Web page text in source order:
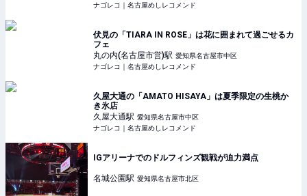
ナゴレコ｜名古屋めしレコメンド
伏見の「TIARA IN ROSE」は花に囲まれて過ごせるカ
フェ
丸の内(名古屋市営)駅 愛知県名古屋市中区
ナゴレコ｜名古屋めしレコメンド
久屋大通の「AMATO HISAYA」は夏季限定の生桃か
き氷店
久屋大通駅 愛知県名古屋市中区
ナゴレコ｜名古屋めしレコメンド
IGアリーナでのドルフィンズ観戦が迫力満点
名城公園駅 愛知県名古屋市北区